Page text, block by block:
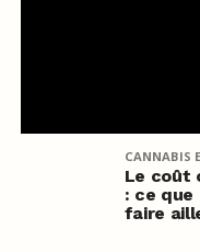
CANNABIS
Le coût
: ce que
faire